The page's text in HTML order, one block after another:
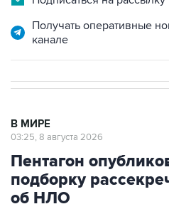
Получать оперативные
канале
В МИРЕ
03:25, 8 августа 2026
Пентагон
подборку
об НЛО